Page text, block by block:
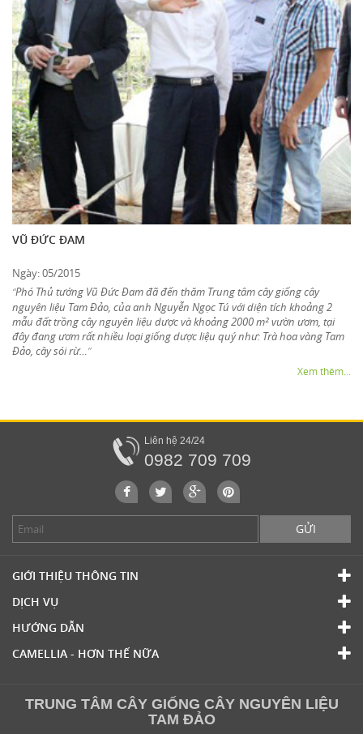
VŨ ĐỨC ĐAM
Ngày: 05/2015
“Phó Thủ tướng Vũ Đức Đam đã đến thăm Trung tâm cây giống cây
nguyên liệu Tam Đảo, của anh Nguyễn Ngọc Tú với diện tích khoảng 2
mẫu đất trồng cây nguyên liệu dược và khoảng 2000 m² vườn ươm, tại
đây đang ươm rất nhiều loại giống dược liệu quý như: Trà hoa vàng Tam
Đảo, cây sói rừ… ”
Xem thêm...
Liên hệ 24/24
0982 709 709
GỬI
GIỚI THIỆU THÔNG TIN
DỊCH VỤ
HƯỚNG DẪN
CAMELLIA - HƠN THẾ NỮA
TRUNG TÂM CÂY GIỐNG CÂY NGUYÊN LIỆU
TAM ĐẢO